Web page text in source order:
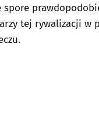
spore
tej rywalizacji w